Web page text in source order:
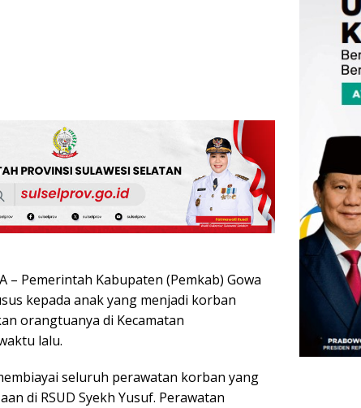
– Pemerintah Kabupaten (Pemkab) Gowa
kepada anak yang menjadi korban
orangtuanya di Kecamatan
lalu.
seluruh perawatan korban yang
di RSUD Syekh Yusuf. Perawatan